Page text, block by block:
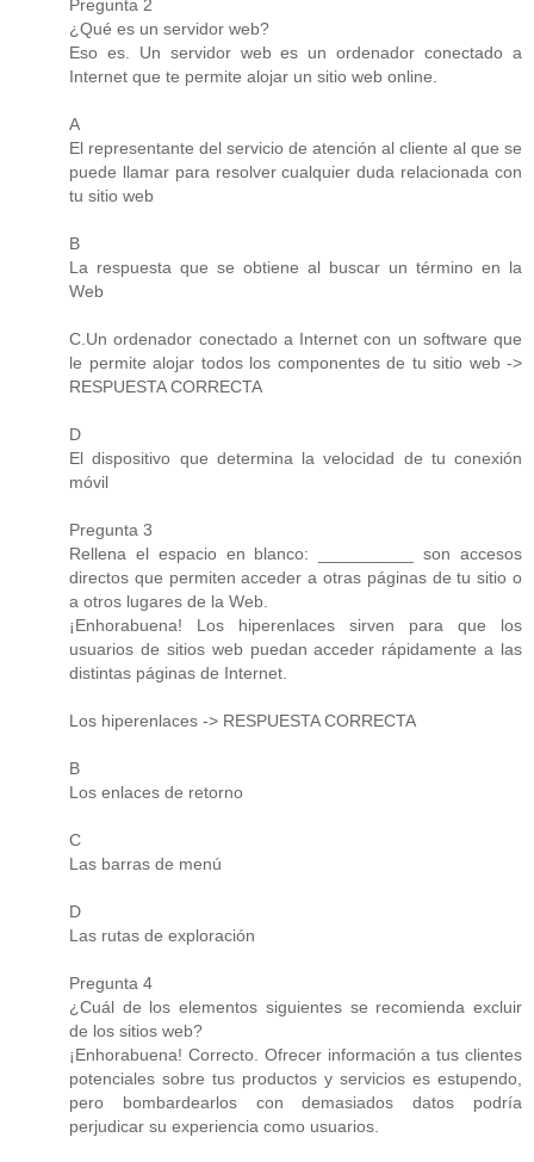
Pregunta 2
¿Qué es un servidor web?
Eso es. Un servidor web es un ordenador conectado a
Internet que te permite alojar un sitio web online.
A
El representante del servicio de atención al cliente al que se
puede llamar para resolver cualquier duda relacionada con
tu sitio web
B
La respuesta que se obtiene al buscar un término en la
Web
C.Un ordenador conectado a Internet con un software que
le permite alojar todos los componentes de tu sitio web ->
RESPUESTA CORRECTA
D
El dispositivo que determina la velocidad de tu conexión
móvil
Pregunta 3
Rellena el espacio en blanco: __________ son accesos
directos que permiten acceder a otras páginas de tu sitio o
a otros lugares de la Web.
¡Enhorabuena! Los hiperenlaces sirven para que los
usuarios de sitios web puedan acceder rápidamente a las
distintas páginas de Internet.
Los hiperenlaces -> RESPUESTA CORRECTA
B
Los enlaces de retorno
C
Las barras de menú
D
Las rutas de exploración
Pregunta 4
¿Cuál de los elementos siguientes se recomienda excluir
de los sitios web?
¡Enhorabuena! Correcto. Ofrecer información a tus clientes
potenciales sobre tus productos y servicios es estupendo,
pero bombardearlos con demasiados datos podría
perjudicar su experiencia como usuarios.